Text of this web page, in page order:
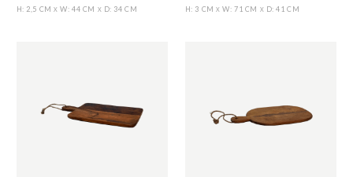
H: 2,5 CMX W: 44 CM X D: 34 CM
H: 3 CMX W: 71 CM X D: 41 CM